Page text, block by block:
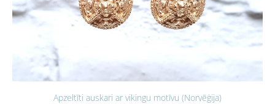
Apzeltīti auskari ar vikingu motīvu (Norvēģija)